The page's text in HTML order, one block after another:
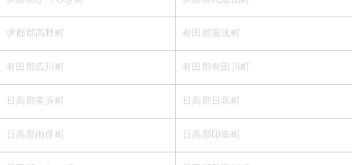
伊都郡高野町 有田郡湯浅町
有田郡広川町 有田郡有田川町
日高郡美浜町 日高郡日高町
日高郡由良町 日高郡印南町